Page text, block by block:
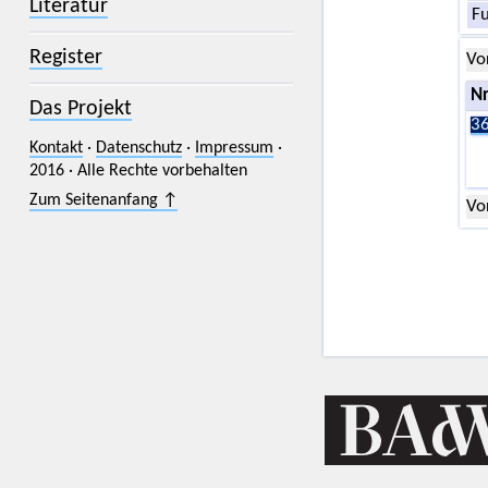
Literatur
Register
Das Projekt
Kontakt· Datenschutz· Impressum ·
2016 · Alle Rechte vorbehalten
Zum Seitenanfang ↑